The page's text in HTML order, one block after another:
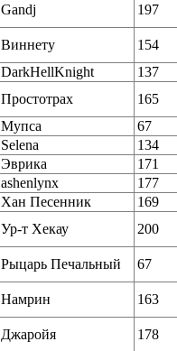
Gandj 197
Виннету
154
DarkHellKnight
137
Простотрах
165
Мупса
67
Selena
134
Эврика
171
ashenlynx
177
Хан Песенник
169
Ур-т Хекау 200
Рыцарь Печальный 67
Намрин 163
Джаройя 178